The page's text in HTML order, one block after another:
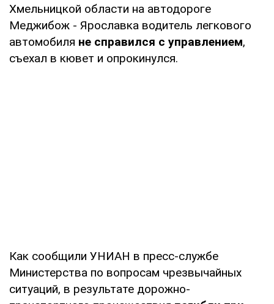
Хмельницкой области на автодороге
Меджибож - Ярославка водитель легкового
автомобиля не справился с управлением,
съехал в кювет и опрокинулся.
Как сообщили УНИАН в пресс-службе
Министерства по вопросам чрезвычайных
ситуаций, в результате дорожно-